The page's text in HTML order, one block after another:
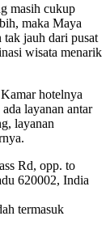
masih cukup
maka Maya
jauh dari pusat
wisata menarik
hotelnya
layanan antar
layanan
Rd, opp. to
620002, India
termasuk